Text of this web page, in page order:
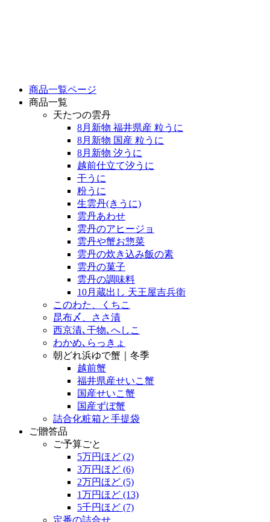
商品一覧ページ
商品一覧
天たつの雲丹
8月新物 福井県産 粒うに
8月新物 国産 粒うに
8月新物 汐うに
越前仕立て汐うに
干うに
粉うに
生雲丹(きうに)
雲丹あわせ
雲丹のアヒージョ
雲丹や蟹お惣菜
雲丹の炊き込み飯の素
雲丹の菓子
雲丹の調味料
10月蔵出し 天王屋吉兵衛
このわた、くちこ
昆布〆、ささ漬
西京漬､干物､へしこ
わかめ､らっきょ
朝どれ浜ゆで蟹｜冬季
越前蟹
福井県産せいこ蟹
国産せいこ蟹
国産ずぼ蟹
詰合化粧箱と手提袋
ご贈答品
ご予算ごと
5万円ほど (2)
3万円ほど (6)
2万円ほど (5)
1万円ほど (13)
5千円ほど (7)